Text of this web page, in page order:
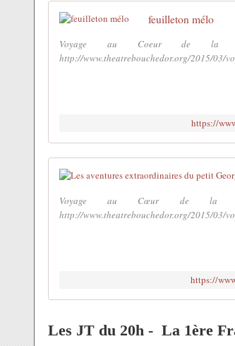
feuilleton mélo
Voyage au Coeur de la
http://www.theatrebouchedor.org/2015/03/
https://
Voyage au Cœur de la
http://www.theatrebouchedor.org/2015/03/
https://
Les JT du 20h - La 1ère